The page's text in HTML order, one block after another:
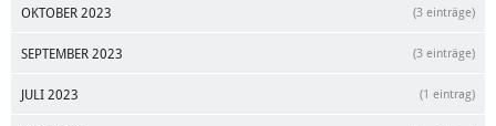
OKTOBER 2023 (3 einträge)
SEPTEMBER 2023 (3 einträge)
JULI 2023 (1 eintrag)